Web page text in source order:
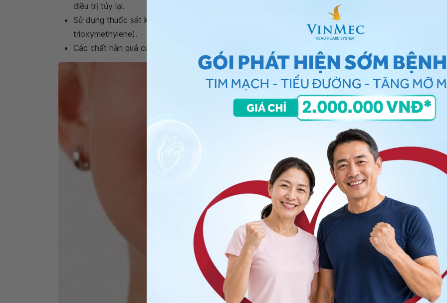
điều trị tủy lại.
Sử dụng thuốc sát khuẩn quá mạnh hoặc có tính chất kích thích mạnh vùng cuống (như
trioxymethylene).
Các chất hàn quá cuống là vị trí cho vi khuẩn lưu lại và phát triển.